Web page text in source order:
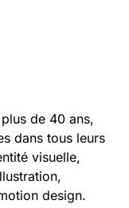
de 40 ans,
dans tous leurs
visuelle,
design.